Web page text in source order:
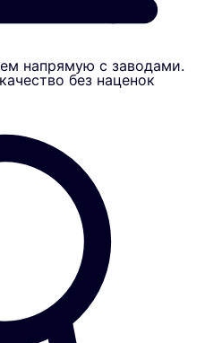
напрямую с заводами.
без наценок